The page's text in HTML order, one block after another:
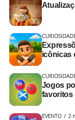
Scala 40
Corrigidas
possível
Rankeada
Corrigidos
da mão
Truco
🛠️
Como acontece
também inclui
áreas do aplicativo.
icônicas
Jogos
favoritos
EVENTO 2